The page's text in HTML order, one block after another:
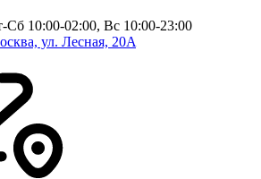
10:00-02:00, Вс 10:00-23:00
ул. Лесная, 20A